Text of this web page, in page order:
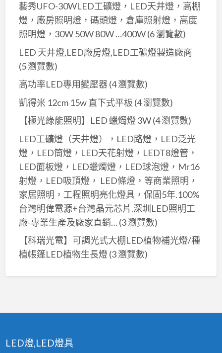
藝秀UFO-30WLED工礦燈，LED天井燈，高棚
燈，廠房照明燈，碼頭燈，倉庫照射燈，高度
照明燈，30W 50W 80W …400W(6 瀏覽數)
LED 天井燈,LED廠房燈,LED工礦燈製造廠商
(5 瀏覽數)
高功率LED專用變壓器 (4 瀏覽數)
凱得米 12cm 15w 直下式平板 (4 瀏覽數)
【極光綠能照明】LED 蠟燭燈 3W(4 瀏覽數)
LED工礦燈（天井燈），LED路燈，LED泛光
燈，LED筒燈，LED天花射燈，LEDT8燈管，
LED面板燈，LED蠟燭燈，LED球泡燈，Mr16
射燈，LED吸頂燈， LED條燈，等商業照明，
家居照明，工程照明亮化燈具，保固5年.100%
台灣明偉電源+台灣晶元芯片.深圳LED照明工
廠-專業生產及廠家直銷…(3 瀏覽數)
【科瑞光電】可調光式大棚LED植物補光燈/種
植帳篷LED植物生長燈(3 瀏覽數)
LED燈,LED燈具